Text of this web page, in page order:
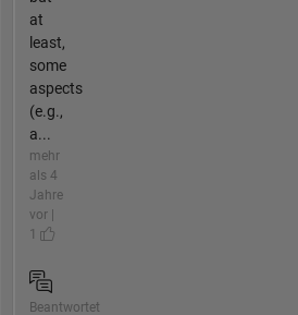
at
least,
some
aspects
(e.g.,
a...
mehr
als 4
Jahre
vor |
1
Beantwortet